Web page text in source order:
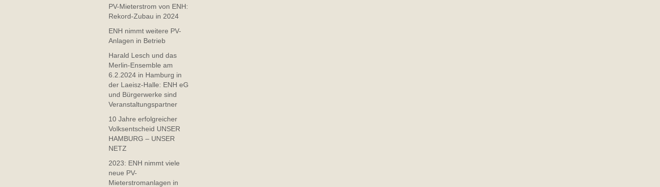
PV-Mieterstrom von ENH:
Rekord-Zubau in 2024
ENH nimmt weitere PV-
Anlagen in Betrieb
Harald Lesch und das
Merlin-Ensemble am
6.2.2024 in Hamburg in
der Laeisz-Halle: ENH eG
und Bürgerwerke sind
Veranstaltungspartner
10 Jahre erfolgreicher
Volksentscheid UNSER
HAMBURG – UNSER
NETZ
2023: ENH nimmt viele
neue PV-
Mieterstromanlagen in